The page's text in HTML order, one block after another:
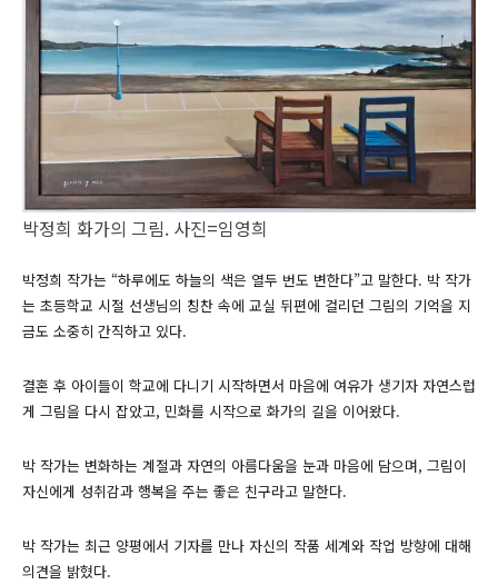
박정희 화가의 그림. 사진=임영희
박정희 작가는 “하루에도 하늘의 색은 열두 번도 변한다”고 말한다. 박 작가
는 초등학교 시절 선생님의 칭찬 속에 교실 뒤편에 걸리던 그림의 기억을 지
금도 소중히 간직하고 있다.
결혼 후 아이들이 학교에 다니기 시작하면서 마음에 여유가 생기자 자연스럽
게 그림을 다시 잡았고, 민화를 시작으로 화가의 길을 이어왔다.
박 작가는 변화하는 계절과 자연의 아름다움을 눈과 마음에 담으며, 그림이
자신에게 성취감과 행복을 주는 좋은 친구라고 말한다.
박 작가는 최근 양평에서 기자를 만나 자신의 작품 세계와 작업 방향에 대해
의견을 밝혔다.